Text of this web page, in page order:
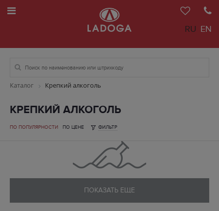
RU EN
Каталог Крепкий алкоголь
КРЕПКИЙ АЛКОГОЛЬ
ПО ПОПУЛЯРНОСТИ ПО ЦЕНЕ ФИЛЬТР
ПОКАЗАТЬ ЕЩЕ